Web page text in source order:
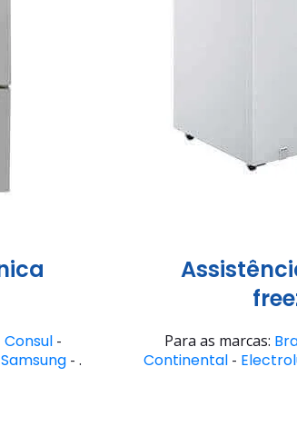
Consul-
Samsung - .
Para as marcas:
Continental -